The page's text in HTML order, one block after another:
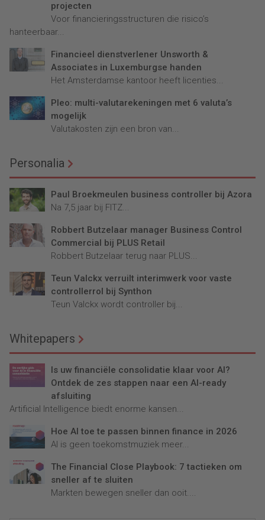
projecten
Voor financieringsstructuren die risico’s
hanteerbaar...
Financieel dienstverlener Unsworth &
Associates in Luxemburgse handen
Het Amsterdamse kantoor heeft licenties...
Pleo: multi-valutarekeningen met 6 valuta’s
mogelijk
Valutakosten zijn een bron van...
Personalia
Paul Broekmeulen business controller bij Azora
Na 7,5 jaar bij FITZ...
Robbert Butzelaar manager Business Control
Commercial bij PLUS Retail
Robbert Butzelaar terug naar PLUS...
Teun Valckx verruilt interimwerk voor vaste
controllerrol bij Synthon
Teun Valckx wordt controller bij...
Whitepapers
Is uw financiële consolidatie klaar voor AI?
Ontdek de zes stappen naar een AI-ready
afsluiting
Artificial Intelligence biedt enorme kansen...
Hoe AI toe te passen binnen finance in 2026
AI is geen toekomstmuziek meer...
The Financial Close Playbook: 7 tactieken om
sneller af te sluiten
Markten bewegen sneller dan ooit....